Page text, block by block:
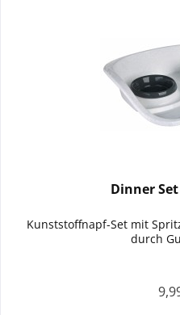
Dinner
Kunststoffnapf-Set mit
durch